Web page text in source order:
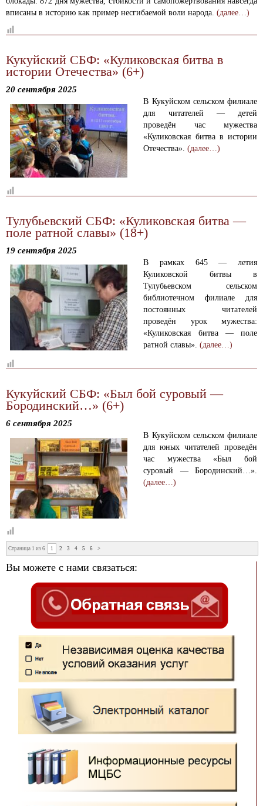
вписаны в историю как пример несгибаемой воли народа. (далее…)
Кукуйский СБФ: «Куликовская битва в
истории Отечества» (6+)
20 сентября 2025
В Кукуйском сельском филиале
для читателей — детей
проведён час мужества
«Куликовская битва в истории
Отечества».(далее…)
Тулубьевский СБФ: «Куликовская битва —
поле ратной славы» (18+)
19 сентября 2025
В рамках 645 — летия
Куликовской битвы в
Тулубьевском сельском
библиотечном филиале для
постоянных читателей
проведён урок мужества:
«Куликовская битва — поле
ратной славы».(далее…)
Кукуйский СБФ: «Был бой суровый —
Бородинский…» (6+)
6 сентября 2025
В Кукуйском сельском филиале
для юных читателей проведён
час мужества «Был бой
суровый — Бородинский…».
(далее…)
Страница 1 из 6 1 2 3 4 5 6 >
Вы можете с нами связаться: